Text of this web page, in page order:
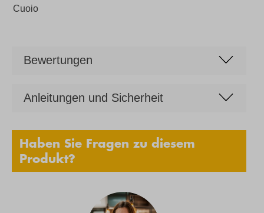
Cuoio
Bewertungen
Anleitungen und Sicherheit
Haben Sie Fragen zu diesem
Produkt?